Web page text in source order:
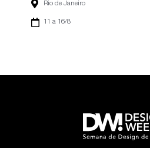
Rio de Janeiro
11 a 16/8